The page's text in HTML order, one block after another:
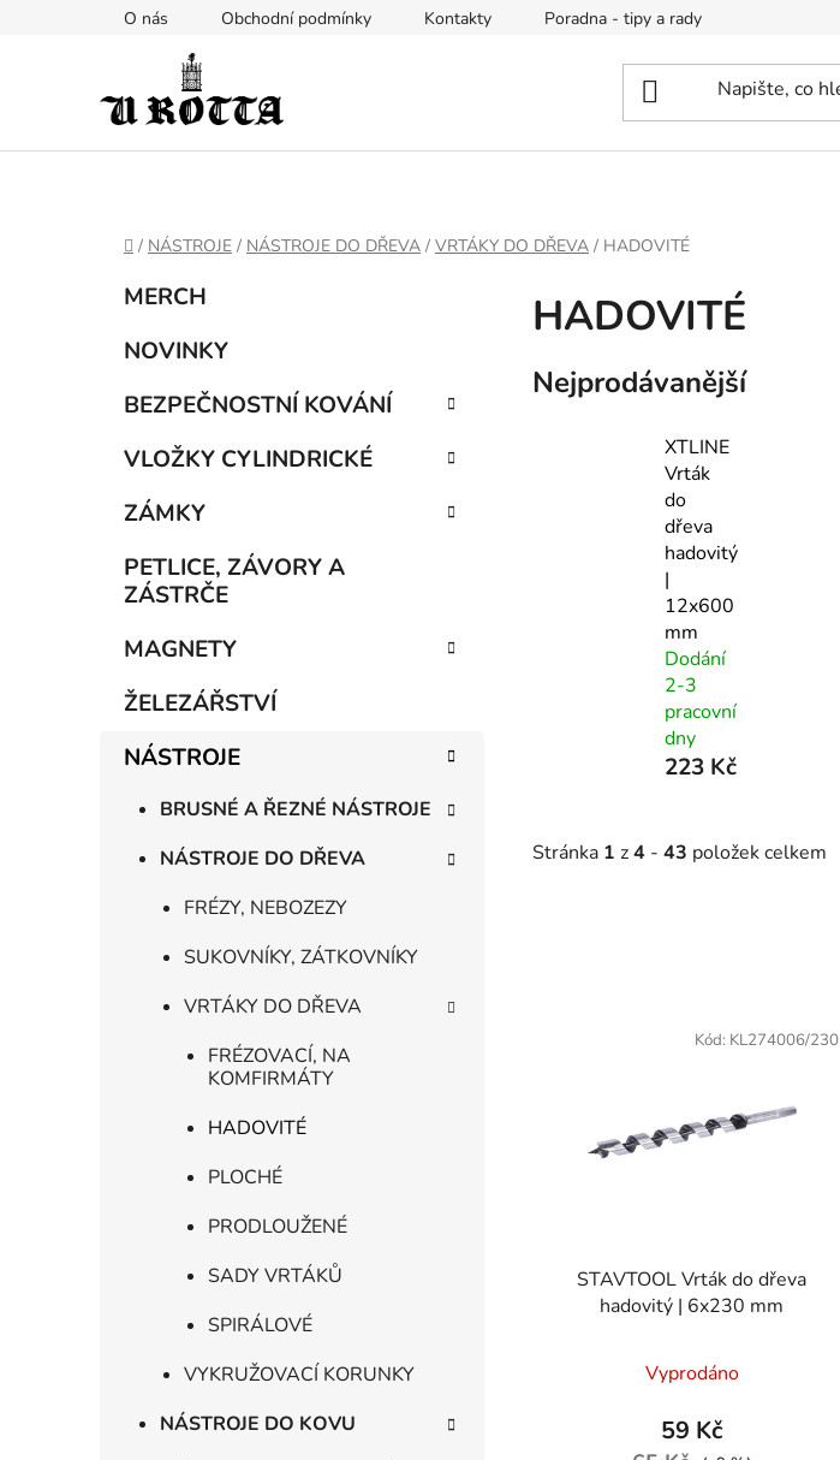
O nás Obchodní podmínky Kontakty Poradna - tipy a rady
DOMŮ
/ NÁSTROJE / NÁSTROJE DO DŘEVA / VRTÁKY DO DŘEVA / HADOVITÉ
Přeskočit
kategorie
MERCH
NOVINKY
BEZPEČNOSTNÍ KOVÁNÍ
VLOŽKY CYLINDRICKÉ
ZÁMKY
PETLICE, ZÁVORY A
ZÁSTRČE
MAGNETY
ŽELEZÁŘSTVÍ
NÁSTROJE
BRUSNÉ A ŘEZNÉ NÁSTROJE
NÁSTROJE DO DŘEVA
FRÉZY, NEBOZEZY
SUKOVNÍKY, ZÁTKOVNÍKY
VRTÁKY DO DŘEVA
FRÉZOVACÍ, NA
KOMFIRMÁTY
HADOVITÉ
PLOCHÉ
PRODLOUŽENÉ
SADY VRTÁKŮ
SPIRÁLOVÉ
VYKRUŽOVACÍ KORUNKY
NÁSTROJE DO KOVU
HADOVITÉ
Nejprodávanější
XTLINE
Vrták
do
dřeva
hadovitý
|
12x600
mm
Dodání
2-3
pracovní
dny
223 Kč
Stránka 1 z4 - 43 položek celkem
STAVTOOL Vrták do dřeva
hadovitý | 6x230 mm
Vyprodáno
59 Kč
Kód: KL274006/230